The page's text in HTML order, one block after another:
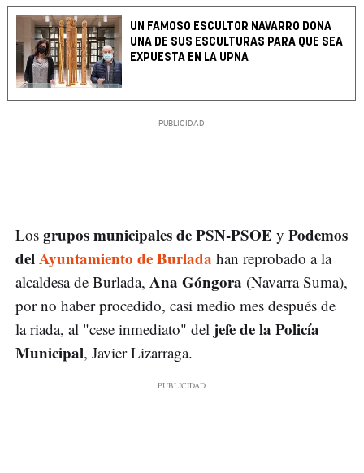
UN FAMOSO ESCULTOR NAVARRO DONA
UNA DE SUS ESCULTURAS PARA QUE SEA
EXPUESTA EN LA UPNA
Los grupos municipales de PSN-PSOE y Podemos
delAyuntamiento de Burlada han reprobado a la
alcaldesa de Burlada, Ana Góngora (Navarra Suma),
por no haber procedido, casi medio mes después de
la riada, al "cese inmediato" del jefe de la Policía
Municipal, Javier Lizarraga.